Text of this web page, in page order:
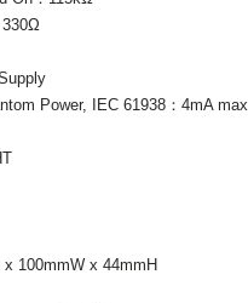
330Ω
Power, IEC 61938：4mA max
x 100mmW x 44mmH